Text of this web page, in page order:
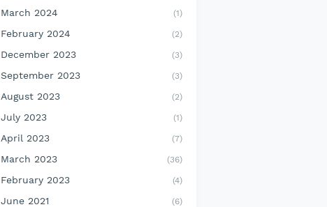
March 2024 (1)
February 2024 (2)
December 2023 (3)
September 2023 (3)
August 2023 (2)
July 2023 (1)
April 2023 (7)
March 2023 (36)
February 2023 (4)
June 2021 (6)